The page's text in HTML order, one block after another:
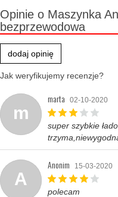
Opinie o Maszynka
bezprzewodowa
dodaj opinię
Jak weryfikujemy recenzje?
m
marta 02-10-2020
super szybkie
A
Anonim 15-03-2020
polecam